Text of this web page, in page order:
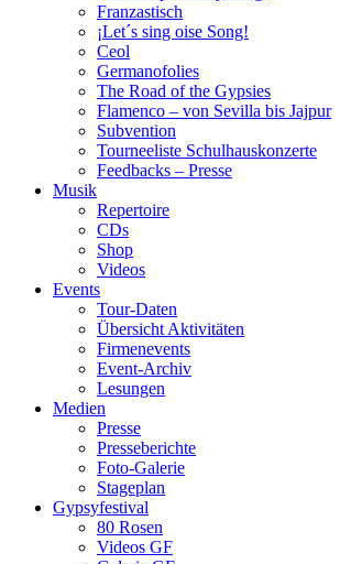
Franzastisch
¡Let´s sing oise Song!
Ceol
Germanofolies
The Road of the Gypsies
Flamenco – von Sevilla bis Jajpur
Subvention
Tourneeliste Schulhauskonzerte
Feedbacks – Presse
Musik
Repertoire
CDs
Shop
Videos
Events
Tour-Daten
Übersicht Aktivitäten
Firmenevents
Event-Archiv
Lesungen
Medien
Presse
Presseberichte
Foto-Galerie
Stageplan
Gypsyfestival
80 Rosen
Videos GF